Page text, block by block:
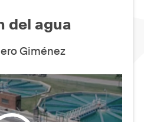
del agua
Giménez